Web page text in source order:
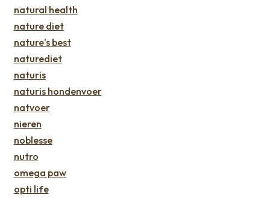
natural health
nature diet
nature's best
naturediet
naturis
naturis hondenvoer
natvoer
nieren
noblesse
nutro
omega paw
opti life